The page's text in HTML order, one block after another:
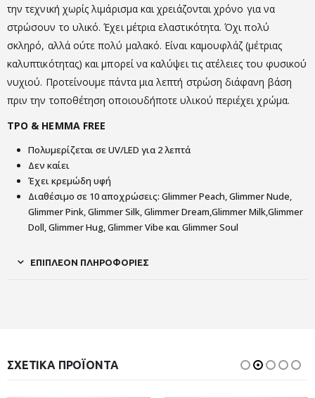
την τεχνική χωρίς λιμάρισμα και χρειάζονται χρόνο για να
στρώσουν το υλικό. Έχει μέτρια ελαστικότητα. Όχι πολύ
σκληρό, αλλά ούτε πολύ μαλακό. Είναι καμουφλάζ (μέτριας
καλυπτικότητας) και μπορεί να καλύψει τις ατέλειες του φυσικού
νυχιού. Προτείνουμε πάντα μια λεπτή στρώση διάφανη βάση
πριν την τοποθέτηση οποιουδήποτε υλικού περιέχει χρώμα.
TPO & HEMMA FREE
Πολυμερίζεται σε UV/LED για 2 λεπτά
Δεν καίει
Έχει κρεμώδη υφή
Διαθέσιμο σε 10 αποχρώσεις: Glimmer Peach, Glimmer Nude,
Glimmer Pink, Glimmer Silk, Glimmer Dream,Glimmer Milk,Glimmer
Doll, Glimmer Hug, Glimmer Vibe και Glimmer Soul
ΕΠΙΠΛΈΟΝ ΠΛΗΡΟΦΟΡΊΕΣ
ΣΧΕΤΙΚΆ ΠΡΟΪΌΝΤΑ